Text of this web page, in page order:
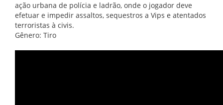
ação urbana de polícia e ladrão, onde o jogador deve
efetuar e impedir assaltos, sequestros a Vips e atentados
terroristas à civis.
Gênero: Tiro